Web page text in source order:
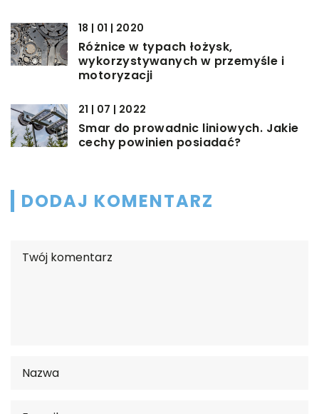
18 | 01 | 2020
Różnice w typach łożysk,
wykorzystywanych w przemyśle i
motoryzacji
21 | 07 | 2022
Smar do prowadnic liniowych. Jakie
cechy powinien posiadać?
DODAJ KOMENTARZ